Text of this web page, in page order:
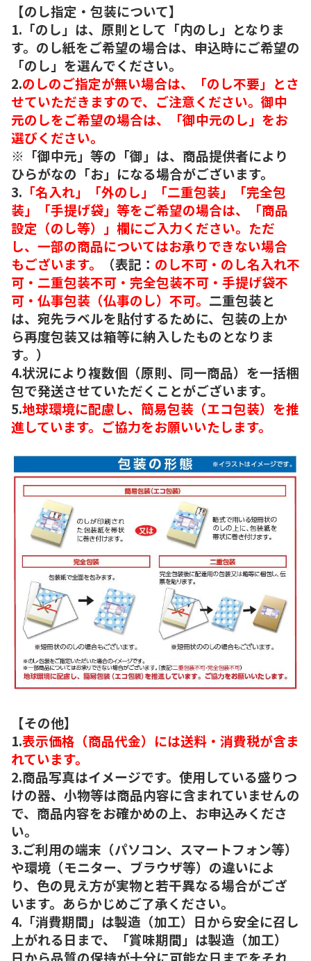
【のし指定・包装について】
1.「のし」は、原則として「内のし」となりま
す。のし紙をご希望の場合は、申込時にご希望の
「のし」を選んでください。
2.のしのご指定が無い場合は、「のし不要」とさ
せていただきますので、ご注意ください。御中
元のしをご希望の場合は、「御中元のし」をお
選びください。
※「御中元」等の「御」は、商品提供者により
ひらがなの「お」になる場合がございます。
3. 「名入れ」「外のし」「二重包装」「完全包
装」「手提げ袋」等をご希望の場合は、「商品
設定（のし等）」欄にご入力ください。ただ
し、一部の商品についてはお承りできない場合
もございます。
（表記： のし不可・のし名入れ不
可・二重包装不可・完全包装不可・手提げ袋不
可・仏事包装（仏事のし）不可。 二重包装と
は、宛先ラベルを貼付するために、包装の上か
ら再度包装又は箱等に納入したものとなりま
す。）
4.状況により複数個（原則、同一商品）を一括梱
包で発送させていただくことがございます。
5.地球環境に配慮し、簡易包装（エコ包装）を推
進しています。ご協力をお願いいたします。
【その他】
1.表示価格（商品代金）には送料・消費税が含ま
れています。
2.商品写真はイメージです。使用している盛りつ
けの器、小物等は商品内容に含まれていませんの
で、商品内容をお確かめの上、お申込みくださ
い。
3.ご利用の端末（パソコン、スマートフォン等）
や環境（モニター、ブラウザ等）の違いによ
り、色の見え方が実物と若干異なる場合がござ
います。あらかじめご了承ください。
4.「消費期間」は製造（加工）日から安全に召し
上がれる日まで、「賞味期間」は製造（加工）